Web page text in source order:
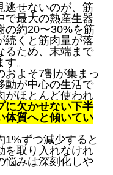
逃せないのが、筋
で最大の熱産生器
の約20〜30%を筋
続くと筋肉量が落
るため、末端まで
。
およそ7割が集まっ
動が中心の生活で
がほとんど使われ
に欠かせない下半
体質へと傾いてい
1%ずつ減少すると
を取り入れなけれ
悩みは深刻化しや